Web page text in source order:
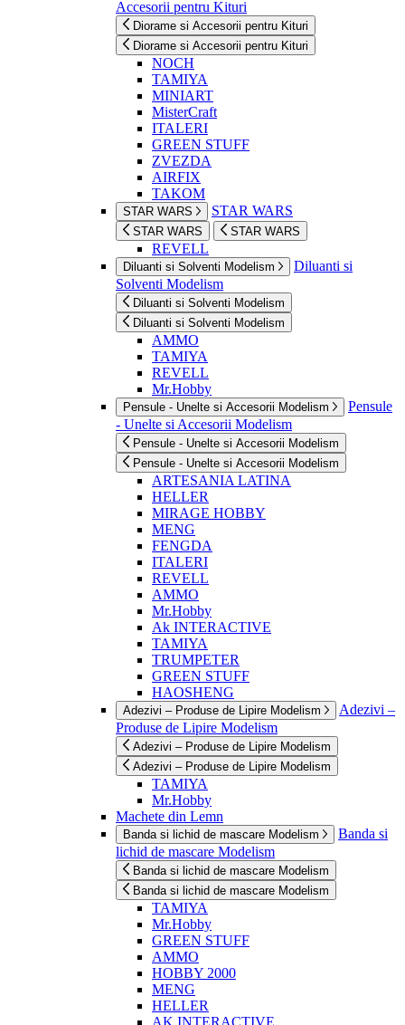
Accesorii pentru Kituri
Diorame si Accesorii pentru Kituri
Diorame si Accesorii pentru Kituri
NOCH
TAMIYA
MINIART
MisterCraft
ITALERI
GREEN STUFF
ZVEZDA
AIRFIX
TAKOM
STAR WARS STAR WARS
STAR WARS STAR WARS
REVELL
Diluanti si Solventi Modelism
Diluanti si
Solventi Modelism
Diluanti si Solventi Modelism
Diluanti si Solventi Modelism
AMMO
TAMIYA
REVELL
Mr.Hobby
Pensule - Unelte si Accesorii Modelism
Pensule
- Unelte si Accesorii Modelism
Pensule - Unelte si Accesorii Modelism
Pensule - Unelte si Accesorii Modelism
ARTESANIA LATINA
HELLER
MIRAGE HOBBY
MENG
FENGDA
ITALERI
REVELL
AMMO
Mr.Hobby
Ak INTERACTIVE
TAMIYA
TRUMPETER
GREEN STUFF
HAOSHENG
Adezivi – Produse de Lipire Modelism
Adezivi –
Produse de Lipire Modelism
Adezivi – Produse de Lipire Modelism
Adezivi – Produse de Lipire Modelism
TAMIYA
Mr.Hobby
Machete din Lemn
Banda si lichid de mascare Modelism
Banda si
lichid de mascare Modelism
Banda si lichid de mascare Modelism
Banda si lichid de mascare Modelism
TAMIYA
Mr.Hobby
GREEN STUFF
AMMO
HOBBY 2000
MENG
HELLER